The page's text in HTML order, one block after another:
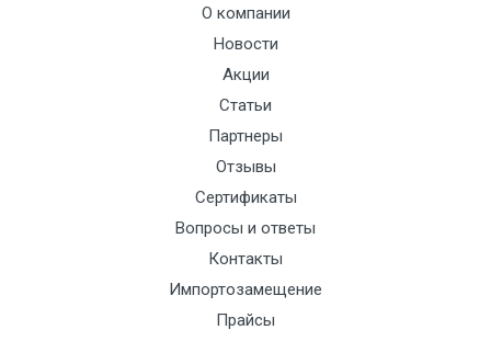
О компании
Новости
Акции
Статьи
Партнеры
Отзывы
Сертификаты
Вопросы и ответы
Контакты
Импортозамещение
Прайсы